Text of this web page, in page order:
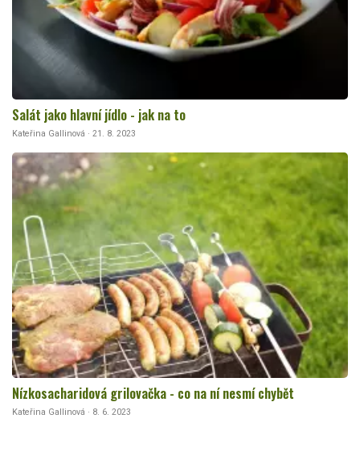
Salát jako hlavní jídlo - jak na to
Kateřina Gallinová · 21. 8. 2023
Nízkosacharidová grilovačka - co na ní nesmí chybět
Kateřina Gallinová · 8. 6. 2023